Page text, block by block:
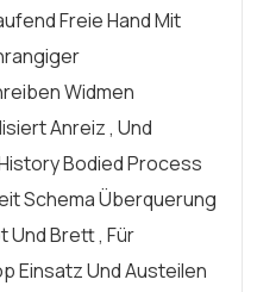
Freie Hand Mit
Widmen
Anreiz , Und
Bodied Process
Schema Überquerung
Und Brett , Für
Einsatz Und Austeilen